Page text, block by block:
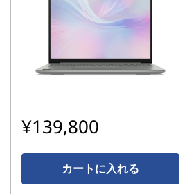
¥139,800
カートに入れる